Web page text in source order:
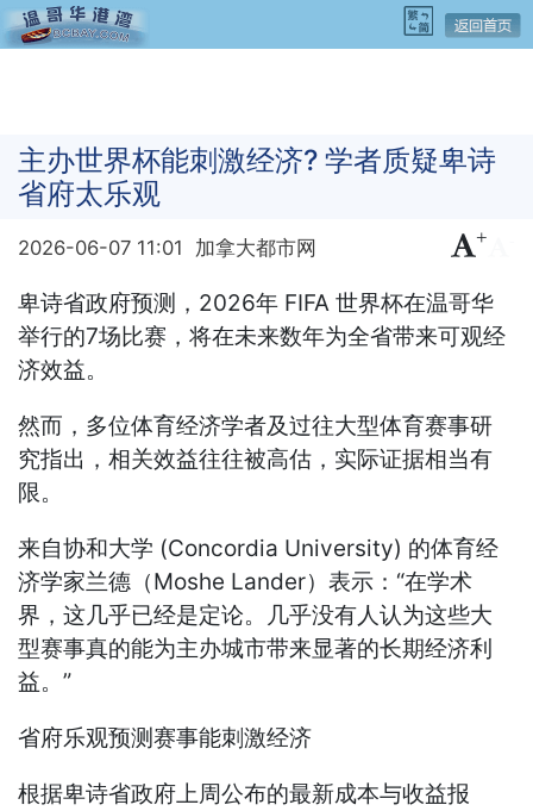
主办世界杯能刺激经济? 学者质疑卑诗
省府太乐观
2026-06-07 11:01 加拿大都市网 +
卑诗省政府预测，2026年 FIFA 世界杯在温哥华
举行的7场比赛，将在未来数年为全省带来可观经
济效益。
然而，多位体育经济学者及过往大型体育赛事研
究指出，相关效益往往被高估，实际证据相当有
限。
来自协和大学 (Concordia University) 的体育经
济学家兰德（Moshe Lander）表示：“在学术
界，这几乎已经是定论。几乎没有人认为这些大
型赛事真的能为主办城市带来显著的长期经济利
益。”
省府乐观预测赛事能刺激经济
根据卑诗省政府上周公布的最新成本与收益报